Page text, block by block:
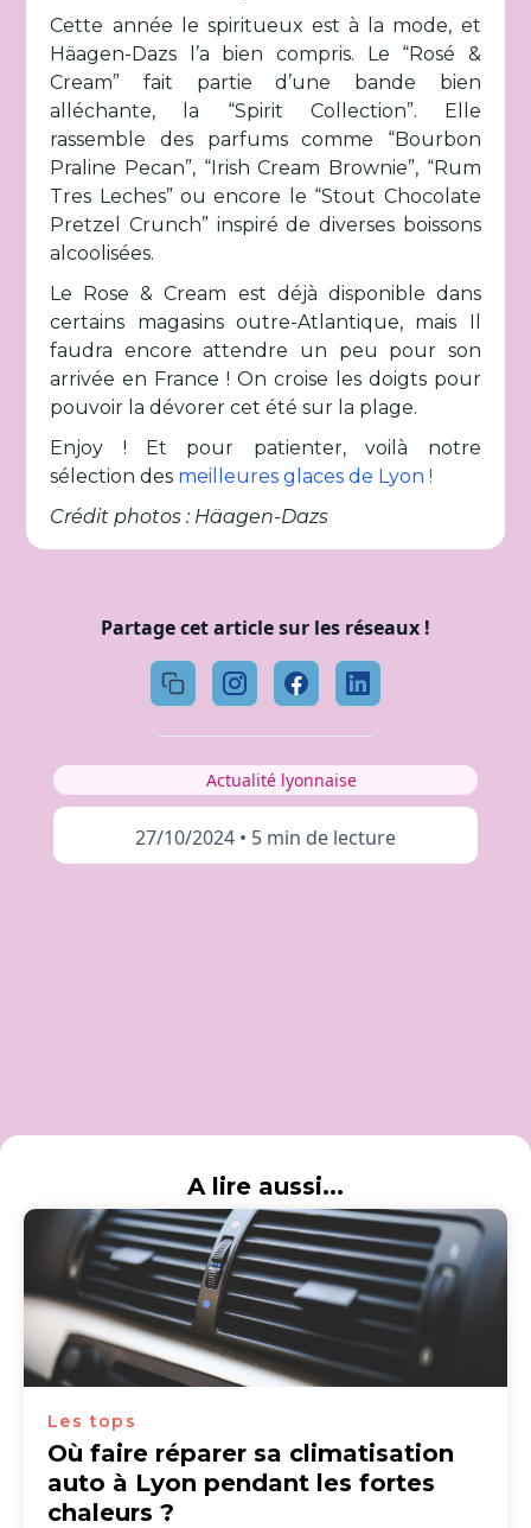
Cette année le spiritueux est à la mode, et
Häagen-Dazs l’a bien compris. Le “Rosé &
Cream” fait partie d’une bande bien
alléchante, la “Spirit Collection”. Elle
rassemble des parfums comme “Bourbon
Praline Pecan”, “Irish Cream Brownie”, “Rum
Tres Leches” ou encore le “Stout Chocolate
Pretzel Crunch” inspiré de diverses boissons
alcoolisées.
Le Rose & Cream est déjà disponible dans
certains magasins outre-Atlantique, mais Il
faudra encore attendre un peu pour son
arrivée en France ! On croise les doigts pour
pouvoir la dévorer cet été sur la plage.
Enjoy ! Et pour patienter, voilà notre
sélection des meilleures glaces de Lyon !
Crédit photos : Häagen-Dazs
Partage cet article sur les réseaux !
Actualité lyonnaise
27/10/2024 • 5 min de lecture
A lire aussi...
Les tops
Où faire réparer sa climatisation
auto à Lyon pendant les fortes
chaleurs ?